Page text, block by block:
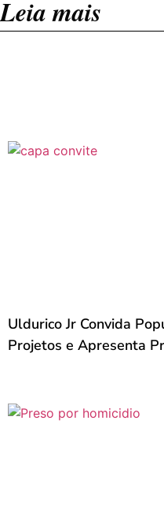
Leia mais
Uldurico Jr Convida
Projetos e Apresenta